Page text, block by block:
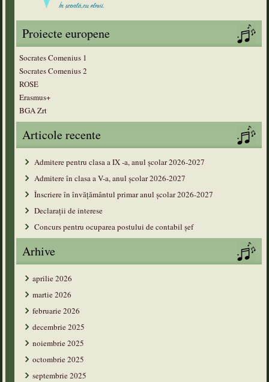
Proiecte europene
Socrates Comenius 1
Socrates Comenius 2
ROSE
Erasmus+
BGA Zrt
Articole recente
Admitere pentru clasa a IX -a, anul școlar 2026-2027
Admitere în clasa a V-a, anul şcolar 2026-2027
Înscriere în învățământul primar anul şcolar 2026-2027
Declarații de interese
Concurs pentru ocuparea postului de contabil șef
Arhive
aprilie 2026
martie 2026
februarie 2026
decembrie 2025
noiembrie 2025
octombrie 2025
septembrie 2025